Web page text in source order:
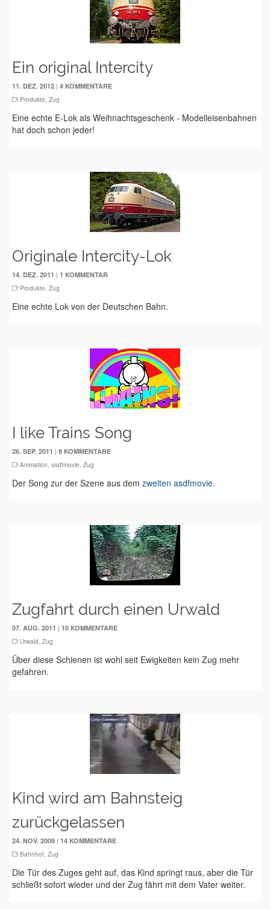
Ein original Intercity
11. DEZ. 2012 | 4 KOMMENTARE
Produkte, Zug
Eine echte E-Lok als Weihnachtsgeschenk - Modelleisenbahnen
hat doch schon jeder!
Originale Intercity-Lok
14. DEZ. 2011 | 1 KOMMENTAR
Produkte, Zug
Eine echte Lok von der Deutschen Bahn.
I like Trains Song
26. SEP. 2011 | 9 KOMMENTARE
Animation, asdfmovie, Zug
Der Song zur der Szene aus dem zweiten asdfmovie.
Zugfahrt durch einen Urwald
07. AUG. 2011 | 10 KOMMENTARE
Urwald, Zug
Über diese Schienen ist wohl seit Ewigkeiten kein Zug mehr
gefahren.
Kind wird am Bahnsteig
zurückgelassen
24. NOV. 2009 | 14 KOMMENTARE
Bahnhof, Zug
Die Tür des Zuges geht auf, das Kind springt raus, aber die Tür
schließt sofort wieder und der Zug fährt mit dem Vater weiter.